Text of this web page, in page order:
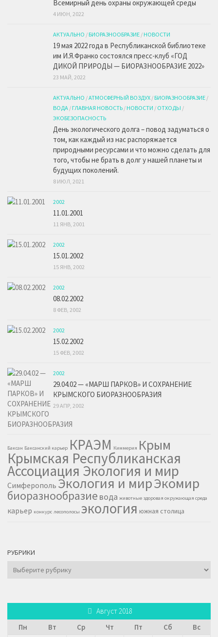
Всемирный день охраны окружающей среды
4 ИЮН, 2022
АКТУАЛЬНО /БИОРАЗНООБРАЗИЕ /НОВОСТИ
19 мая 2022 года в Республиканской библиотеке
им И.Я.Франко состоялся пресс-клуб «ГОД
ДИКОЙ ПРИРОДЫ — БИОРАЗНООБРАЗИЕ 2022»
23 МАЙ, 2022
АКТУАЛЬНО /АТМОСФЕРНЫЙ ВОЗДУХ /БИОРАЗНООБРАЗИЕ /
ВОДА /ГЛАВНАЯ НОВОСТЬ /НОВОСТИ / ОТХОДЫ /
ЭКОБЕЗОПАСНОСТЬ
День экологического долга – повод задуматься о
том, как каждый из нас распоряжается
природными ресурсами и что можно сделать для
того, чтобы не брать в долг у нашей планеты и
будущих поколений.
8 ИЮЛ, 2021
2002
11.01.2001
11 ЯНВ, 2001
2002
15.01.2002
15 ЯНВ, 2002
2002
08.02.2002
8 ФЕВ, 2002
2002
15.02.2002
15 ФЕВ, 2002
2002
29.04.02 — «МАРШ ПАРКОВ» И СОХРАНЕНИЕ
КРЫМСКОГО БИОРАЗНООБРАЗИЯ
29 АПР, 2002
Баксан Баксанский карьер КРАЭМ Киммерия Крым
Крымская Республиканская
Ассоциация Экология и мир
Симферополь Экология и мирЭкомир
биоразнообразие вода животные здоровая окружающая среда
карьер конкурс лесополосы экология южная столица
РУБРИКИ
Рубрики
Август 2018
Пн
Вт Ср Чт Пт Сб Вс